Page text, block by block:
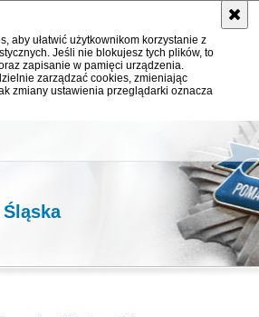
aby ułatwić użytkownikom korzystanie z
Jeśli nie blokujesz tych plików, to
zapisanie w pamięci urządzenia.
zarządzać cookies, zmieniając
zmiany ustawienia przeglądarki oznacza